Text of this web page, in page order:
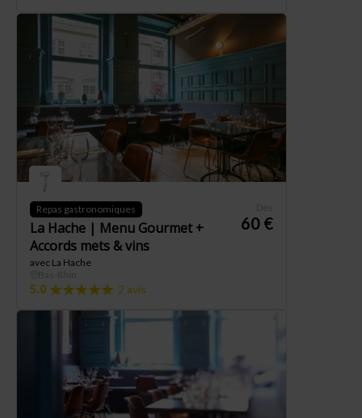
Repas gastronomiques
La Hache | Menu Gourmet +
Accords mets & vins
avec La Hache
60 €
5.0 2 avis